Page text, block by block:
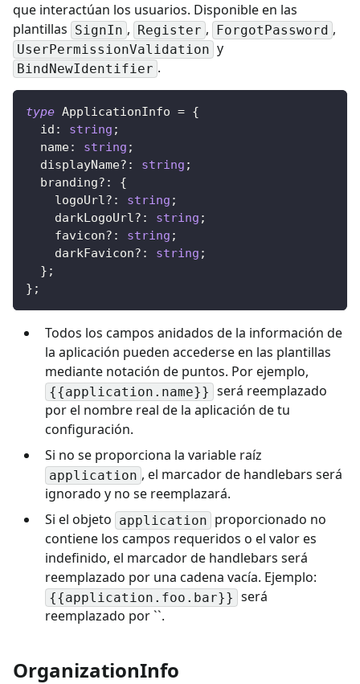
que interactúan los usuarios. Disponible en las
plantillas SignIn , Register , ForgotPassword ,
UserPermissionValidation y
BindNewIdentifier .
type ApplicationInfo = {
  id
: string ;
  name
: string ;
  displayName
? : string ;
  branding
? :
{
    logoUrl
? : string ;
    darkLogoUrl
? : string ;
    favicon
? : string ;
    darkFavicon
? : string ;
} ;
} ;
Todos los campos anidados de la información de
la aplicación pueden accederse en las plantillas
mediante notación de puntos. Por ejemplo,
{{application.name}} será reemplazado
por el nombre real de la aplicación de tu
configuración.
Si no se proporciona la variable raíz
application , el marcador de handlebars será
ignorado y no se reemplazará.
Si el objeto application proporcionado no
contiene los campos requeridos o el valor es
indefinido, el marcador de handlebars será
reemplazado por una cadena vacía. Ejemplo:
{{application.foo.bar}} será
reemplazado por ``.
OrganizationInfo